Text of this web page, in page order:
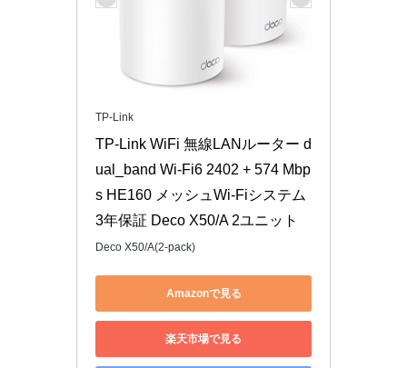
TP-Link
TP-Link WiFi 無線LANルーター d
ual_band Wi-Fi6 2402 + 574 Mbp
s HE160 メッシュWi-Fiシステム
3年保証 Deco X50/A 2ユニット
Deco X50/A(2-pack)
Amazonで見る
楽天市場で見る